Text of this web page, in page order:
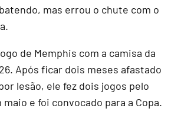
mas errou o chute com o
de Memphis com a camisa da
Após ficar dois meses afastado
lesão, ele fez dois jogos pelo
e foi convocado para a Copa.